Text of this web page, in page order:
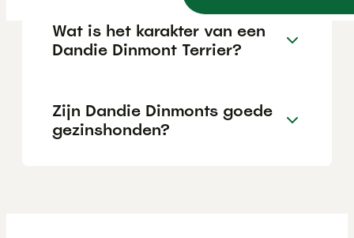
Wat is het karakter van een
Dandie Dinmont Terrier?
Zijn Dandie Dinmonts goede
gezinshonden?